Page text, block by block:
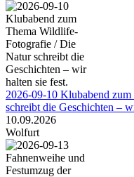
2026-09-10 Klubabend
schreibt die Geschichten –
10.09.2026
Wolfurt